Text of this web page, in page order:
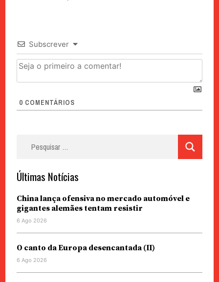
Subscrever
0 COMENTÁRIOS
Últimas Notícias
China lança ofensiva no mercado automóvel e
gigantes alemães tentam resistir
6 Ago 2026
O canto da Europa desencantada (II)
6 Ago 2026